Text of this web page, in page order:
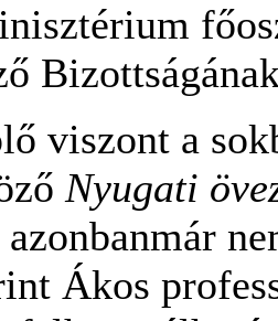
viszont a
Nyugati
Ákos